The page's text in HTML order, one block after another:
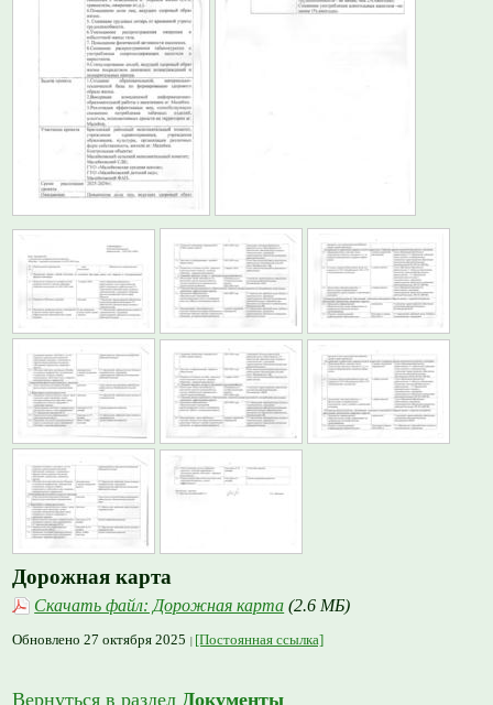
Дорожная карта
Скачать файл: Дорожная карта (2.6 МБ)
Обновлено 27 октября 2025 [Постоянная ссылка]
Вернуться в раздел Документы